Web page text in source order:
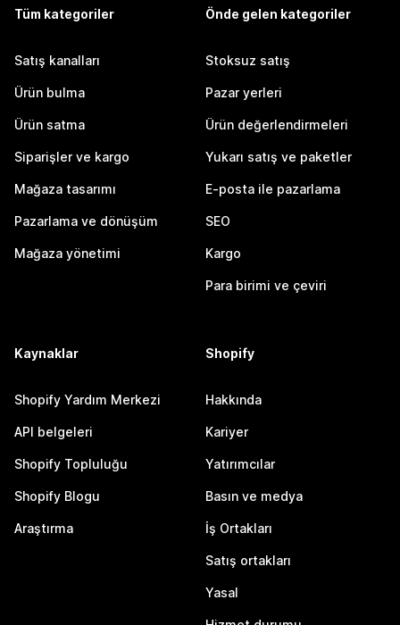
Tüm kategoriler
Satış kanalları
Ürün bulma
Ürün satma
Siparişler ve kargo
Mağaza tasarımı
Pazarlama ve dönüşüm
Mağaza yönetimi
Önde gelen kategoriler
Stoksuz satış
Pazar yerleri
Ürün değerlendirmeleri
Yukarı satış ve paketler
E-posta ile pazarlama
SEO
Kargo
Para birimi ve çeviri
Kaynaklar
Shopify Yardım Merkezi
API belgeleri
Shopify Topluluğu
Shopify Blogu
Araştırma
Shopify
Hakkında
Kariyer
Yatırımcılar
Basın ve medya
İş Ortakları
Satış ortakları
Yasal